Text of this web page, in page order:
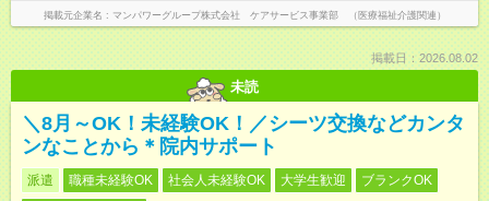
掲載元企業名 マンパワーグループ株式会社 ケアサービス事業部 （医療福祉介護関連）
掲載日：2026.08.02
未読
＼8月～OK！未経験OK！／シーツ交換などカンタ
ンなことから＊院内サポート
派遣 職種未経験OK 社会人未経験OK 大学生歓迎
ブランクOK